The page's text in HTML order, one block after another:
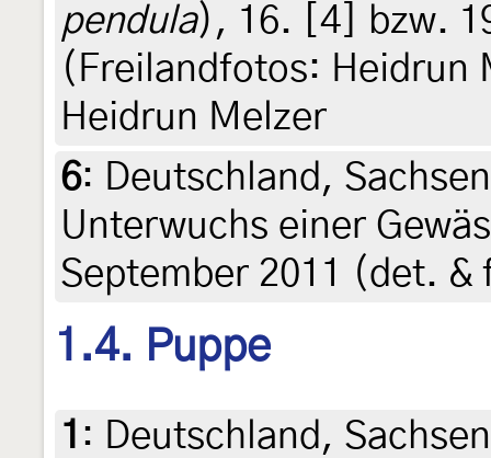
pendula), 16. [4] bzw.
(Freilandfotos: Heidrun
Heidrun Melzer
6: Deutschland,
Unterwuchs einer
September 2011 (det.
1.4. Puppe
1 : Deutschland,